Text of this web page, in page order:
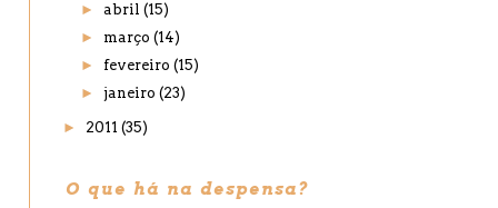
► abril (15)
► março (14)
► fevereiro (15)
► janeiro (23)
► 2011 (35)
O que há na despensa?